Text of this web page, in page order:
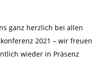
ganz herzlich bei allen
2021 – wir freuen
wieder in Präsenz